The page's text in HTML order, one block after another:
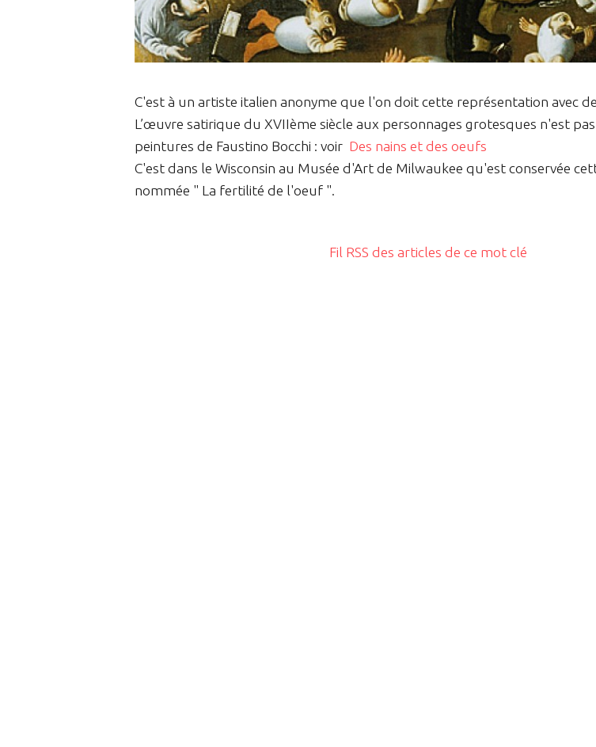
C'est à un artiste italien anonyme que l'on doit cette représentation avec
L’œuvre satirique du XVIIème siècle aux personnages grotesques n'est
peintures de Faustino Bocchi : voir Des nains et des oeufs
C'est dans le Wisconsin au Musée d'Art de Milwaukee qu'est conservée
nommée " La fertilité de l'oeuf ".
Fil RSS des articles de ce mot clé